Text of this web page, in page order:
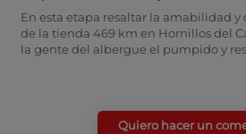
En esta etapa resaltar la amabilidad
de la tienda 469 km en Hornillos del
la gente del albergue el pumpido y
Quiero hacer un